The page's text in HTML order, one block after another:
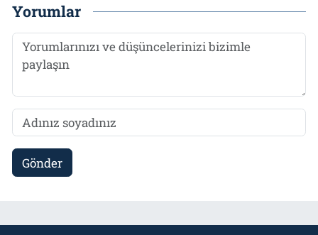
Yorumlar
Gönder